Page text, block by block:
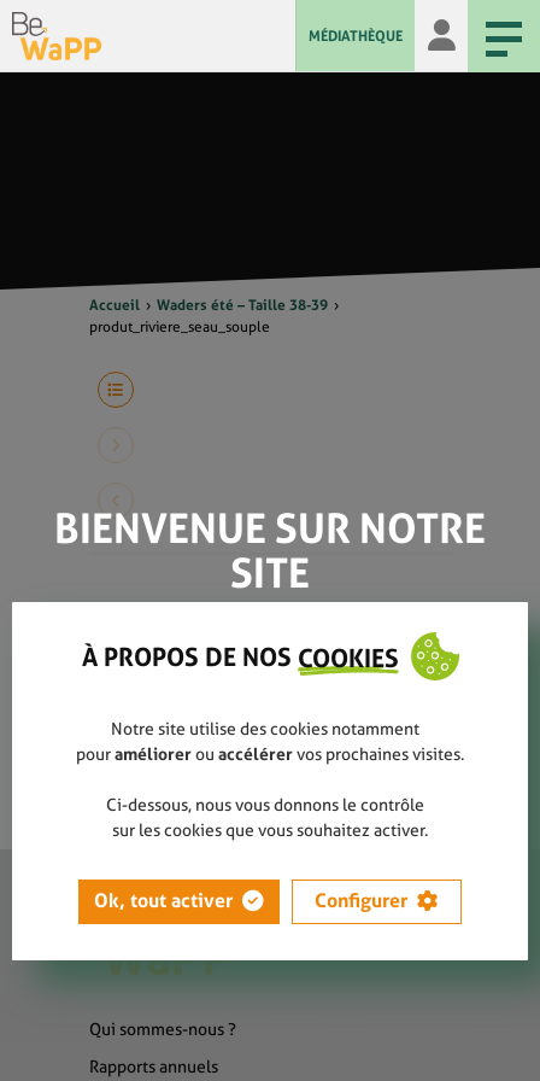
MÉDIATHÈQUE
Accueil
Waders été – Taille 38-39
produt_riviere_seau_souple
produt_riviere_seau_souple
Qui sommes-nous ?
Rapports annuels
BIENVENUE SUR NOTRE
SITE
À PROPOS DE NOS COOKIES
Notre site utilise des cookies notamment
pouraméliorerou accélérervos prochaines visites.
Ci-dessous, nous vous donnons le contrôle
sur les cookies que vous souhaitez activer.
Ok, tout activer Configurer